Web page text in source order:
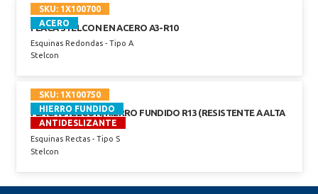
SKU: 1X100700
ACERO
PLACA STELCON EN ACERO A3-R10
Esquinas Redondas - Tipo A
Stelcon
SKU: 1X100750
HIERRO FUNDIDO
ANTIDESLIZANTE
PLACA STELCON, HIERRO FUNDIDO R13 (RESISTENTE A ALTA
TEMPERATURA)
Esquinas Rectas - Tipo S
Stelcon